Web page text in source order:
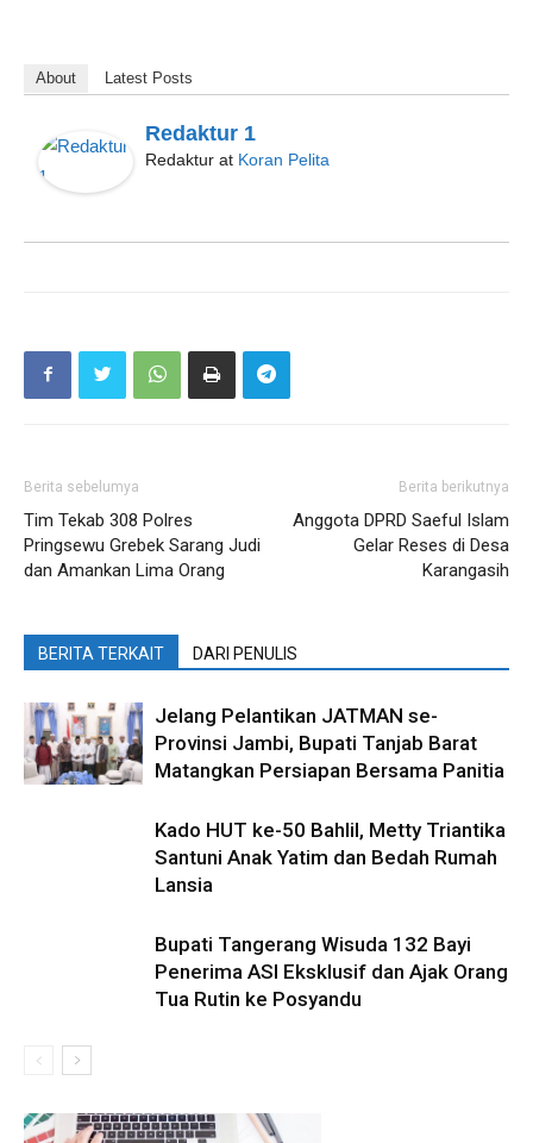
About Latest Posts
Redaktur 1
Redaktur at Koran Pelita
Berita sebelumya
Tim Tekab 308 Polres
Pringsewu Grebek Sarang Judi
dan Amankan Lima Orang
Berita berikutnya
Anggota DPRD Saeful Islam
Gelar Reses di Desa
Karangasih
BERITA TERKAIT DARI PENULIS
Jelang Pelantikan JATMAN se-
Provinsi Jambi, Bupati Tanjab Barat
Matangkan Persiapan Bersama Panitia
Kado HUT ke-50 Bahlil, Metty Triantika
Santuni Anak Yatim dan Bedah Rumah
Lansia
Bupati Tangerang Wisuda 132 Bayi
Penerima ASI Eksklusif dan Ajak Orang
Tua Rutin ke Posyandu